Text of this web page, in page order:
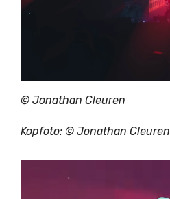
© Jonathan Cleuren
Kopfoto: © Jonathan Cleuren